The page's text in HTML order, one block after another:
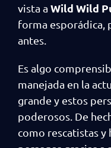
vista a Wild Wild
forma esporádica,
antes.
Es algo
manejada en la
grande y estos
poderosos. De
como rescatistas y